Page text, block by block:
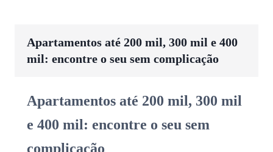
Apartamentos até 200 mil, 300 mil e 400
mil: encontre o seu sem complicação
Apartamentos até 200 mil, 300 mil
e 400 mil: encontre o seu sem
complicação